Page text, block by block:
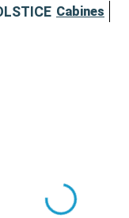
Cabines